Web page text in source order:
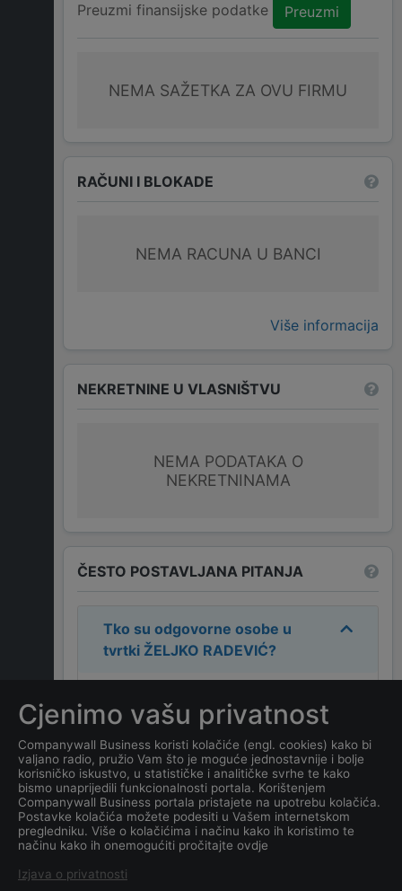
Preuzmi finansijske podatke Preuzmi
NEMA SAŽETKA ZA OVU FIRMU
RAČUNI I BLOKADE
NEMA RACUNA U BANCI
Više informacija
NEKRETNINE U VLASNIŠTVU
NEMA PODATAKA O
NEKRETNINAMA
ČESTO POSTAVLJANA PITANJA
Tko su odgovorne osobe u
tvrtki ŽELJKO RADEVIĆ?
ŽELJKO RADEVIĆ
Koja je adresa tvrtke ŽELJKO
RADEVIĆ?
Koji je datum osnivanja
tvrtkeŽELJKO RADEVIĆ
Cjenimo vašu privatnost
Companywall Business koristi kolačiće (engl. cookies) kako bi
valjano radio, pružio Vam što je moguće jednostavnije i bolje
korisničko iskustvo, u statističke i analitičke svrhe te kako
bismo unaprijedili funkcionalnosti portala. Korištenjem
Companywall Business portala pristajete na upotrebu kolačića.
Postavke kolačića možete podesiti u Vašem internetskom
pregledniku. Više o kolačićima i načinu kako ih koristimo te
načinu kako ih onemogućiti pročitajte ovdje
Izjava o privatnosti